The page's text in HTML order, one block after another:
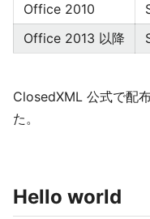
Office 2010
Office 2013 以降
ClosedXML 公式で配
た。
Hello world